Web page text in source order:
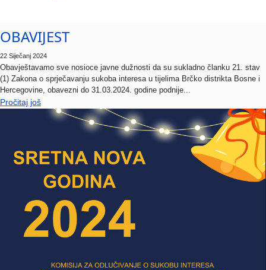
OBAVIJEST
22 Siječanj 2024
Obavještavamo sve nosioce javne dužnosti da su sukladno članku 21. stav
(1) Zakona o sprječavanju sukoba interesa u tijelima Brčko distrikta Bosne i
Hercegovine, obavezni do 31.03.2024. godine podnije...
Pročitaj još